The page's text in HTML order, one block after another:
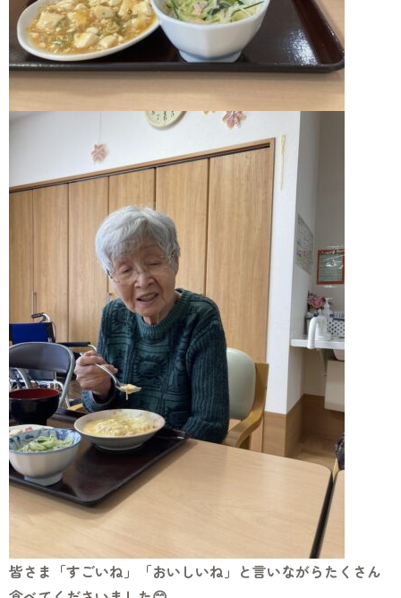
皆さま「すごいね」「おいしいね」と言いながらたくさん